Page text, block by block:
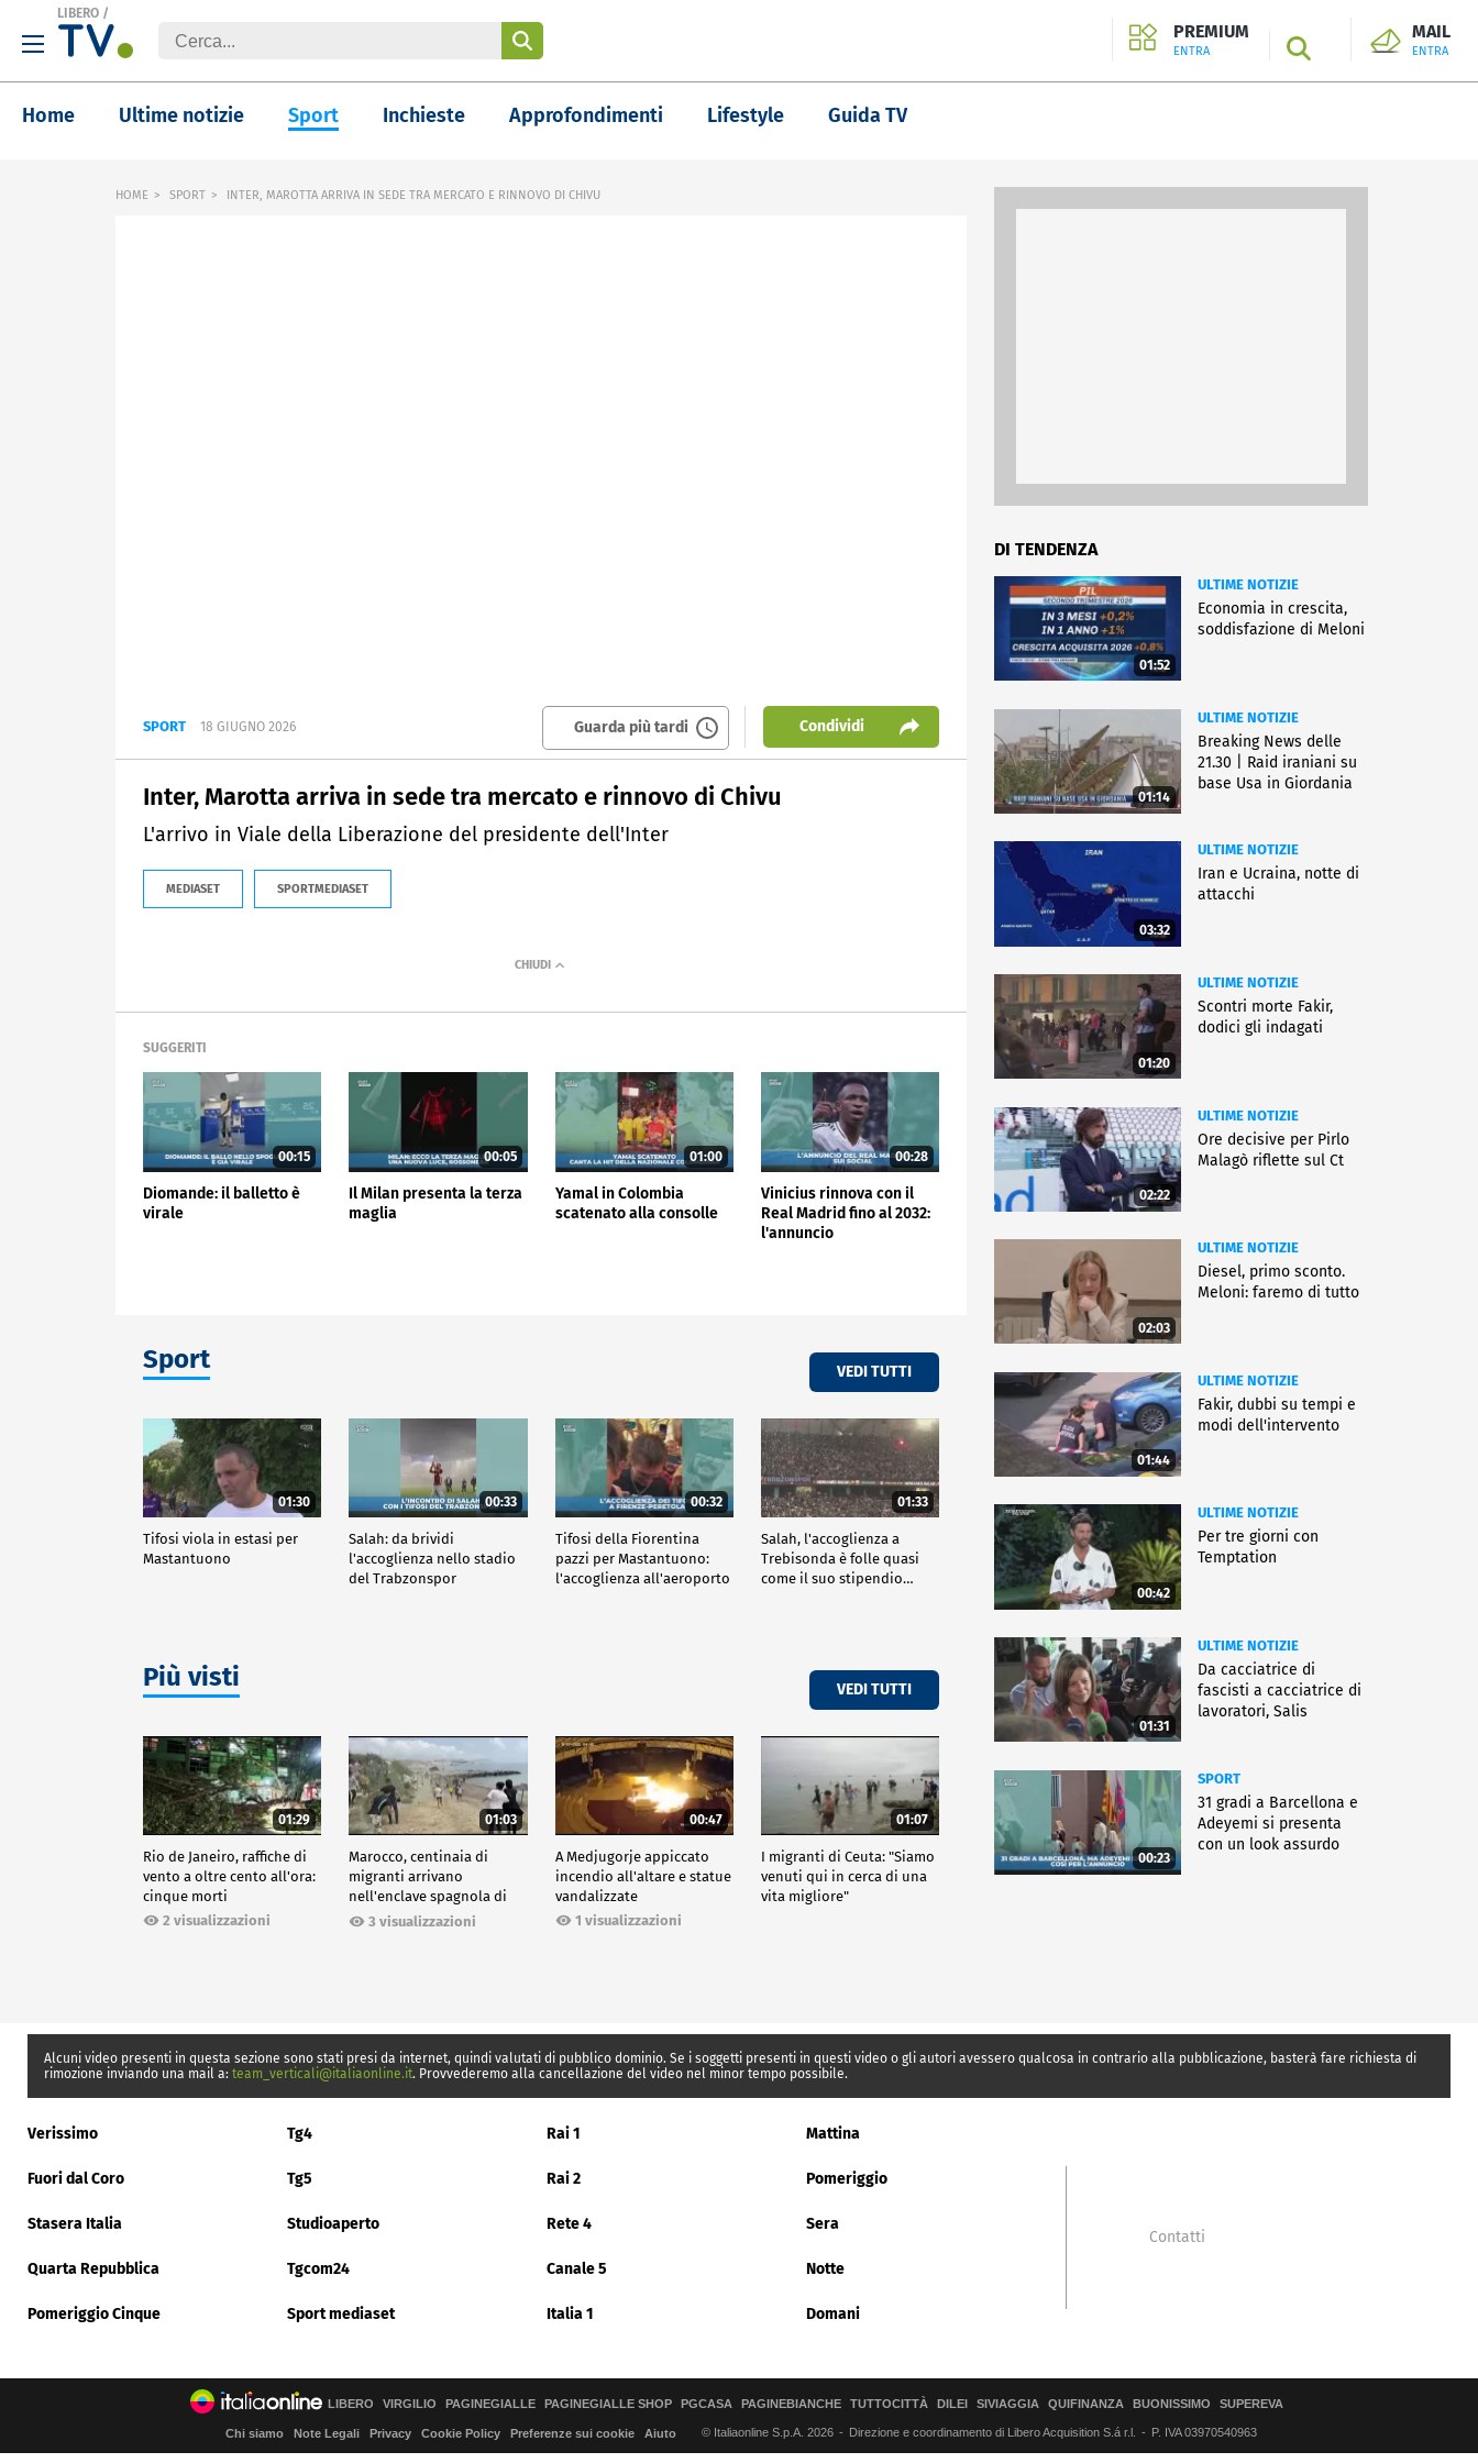
LIBERO /
PREMIUM
ENTRA SEARCH
MAIL
ENTRA
Home Ultime notizie Sport Inchieste Approfondimenti Lifestyle Guida TV
HOME SPORT INTER, MAROTTA ARRIVA IN SEDE TRA MERCATO E RINNOVO DI CHIVU
SPORT 18 GIUGNO 2026 Guarda più tardi Condividi
Inter, Marotta arriva in sede tra mercato e rinnovo di Chivu
L'arrivo in Viale della Liberazione del presidente dell'Inter
MEDIASET SPORTMEDIASET
SUGGERITI
00:15
Diomande: il balletto è
virale
00:05
Il Milan presenta la terza
maglia
01:00
Yamal in Colombia
scatenato alla consolle
00:28
Vinicius rinnova con il
Real Madrid fino al 2032:
l'annuncio
Sport VEDI TUTTI
01:30
Tifosi viola in estasi per
Mastantuono
00:33
Salah: da brividi
l'accoglienza nello stadio
del Trabzonspor
00:32
Tifosi della Fiorentina
pazzi per Mastantuono:
l'accoglienza all'aeroporto
01:33
Salah, l'accoglienza a
Trebisonda è folle quasi
come il suo stipendio…
Più visti VEDI TUTTI
01:29
Rio de Janeiro, raffiche di
vento a oltre cento all'ora:
cinque morti
2 visualizzazioni
01:03
Marocco, centinaia di
migranti arrivano
nell'enclave spagnola di
Ceuta3 visualizzazioni
00:47
A Medjugorje appiccato
incendio all'altare e statue
vandalizzate
1 visualizzazioni
01:07
I migranti di Ceuta: "Siamo
venuti qui in cerca di una
vita migliore"
DI TENDENZA
01:52
ULTIME NOTIZIE
Economia in crescita,
soddisfazione di Meloni
01:14
ULTIME NOTIZIE
Breaking News delle
21.30 | Raid iraniani su
base Usa in Giordania
03:32
ULTIME NOTIZIE
Iran e Ucraina, notte di
attacchi
01:20
ULTIME NOTIZIE
Scontri morte Fakir,
dodici gli indagati
02:22
ULTIME NOTIZIE
Ore decisive per Pirlo
Malagò riflette sul Ct
02:03
ULTIME NOTIZIE
Diesel, primo sconto.
Meloni: faremo di tutto
01:44
ULTIME NOTIZIE
Fakir, dubbi su tempi e
modi dell'intervento
00:42
ULTIME NOTIZIE
Per tre giorni con
Temptation
01:31
ULTIME NOTIZIE
Da cacciatrice di
fascisti a cacciatrice di
lavoratori, Salis
00:23
SPORT
31 gradi a Barcellona e
Adeyemi si presenta
con un look assurdo
Alcuni video presenti in questa sezione sono stati presi da internet, quindi valutati di pubblico dominio. Se i soggetti presenti in questi video o gli autori avessero qualcosa in contrario alla pubblicazione, basterà fare richiesta di
rimozione inviando una mail a: team_verticali@italiaonline.it. Provvederemo alla cancellazione del video nel minor tempo possibile.
Verissimo Tg4 Rai 1 Mattina
Fuori dal Coro Tg5 Rai 2 Pomeriggio
Stasera Italia Studioaperto Rete 4 Sera
Quarta Repubblica Tgcom24 Canale 5 Notte
Pomeriggio Cinque Sport mediaset Italia 1 Domani
Contatti
LIBERO VIRGILIO PAGINEGIALLE PAGINEGIALLE SHOP PGCASA PAGINEBIANCHE TUTTOCITTÀ DILEI SIVIAGGIA QUIFINANZA BUONISSIMO SUPEREVA
Chi siamo Note Legali Privacy Cookie Policy Preferenze sui cookie Aiuto © Italiaonline S.p.A. 2026 Direzione e coordinamento di Libero Acquisition S.á r.l. P. IVA 03970540963